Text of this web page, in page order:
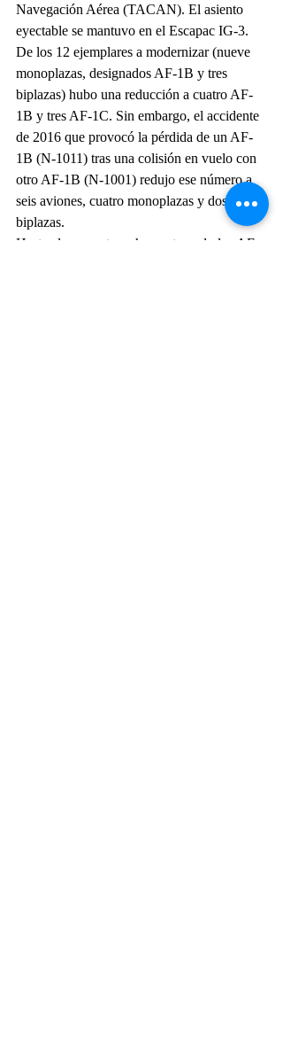
Navegación Aérea (TACAN). El asiento
eyectable se mantuvo en el Escapac IG-3.
De los 12 ejemplares a modernizar (nueve
monoplazas, designados AF-1B y tres
biplazas) hubo una reducción a cuatro AF-
1B y tres AF-1C. Sin embargo, el accidente
de 2016 que provocó la pérdida de un AF-
1B (N-1011) tras una colisión en vuelo con
otro AF-1B (N-1001) redujo ese número a
seis aviones, cuatro monoplazas y dos
biplazas.
Hasta el momento se han entregado los AF-